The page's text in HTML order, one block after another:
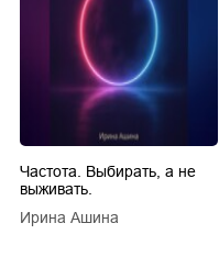
Частота. Выбирать, а не
выживать.
Ирина Ашина